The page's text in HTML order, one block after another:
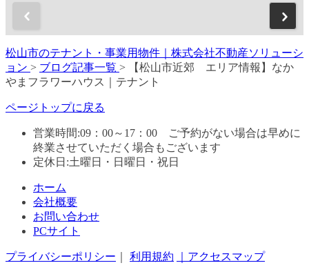
松山市のテナント・事業用物件｜株式会社不動産ソリューシ
ョン > ブログ記事一覧 >
【松山市近郊 エリア情報】なか
やまフラワーハウス｜テナント
ページトップに戻る
営業時間:09：00～17：00 ご予約がない場合は早めに
終業させていただく場合もございます
定休日:土曜日・日曜日・祝日
ホーム
会社概要
お問い合わせ
PCサイト
プライバシーポリシー 利用規約 ｜アクセスマップ